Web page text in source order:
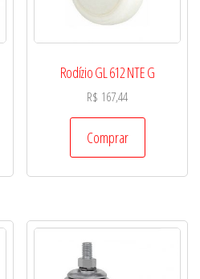
Rodízio GL 612 NTE G
R$ 167,44
Comprar